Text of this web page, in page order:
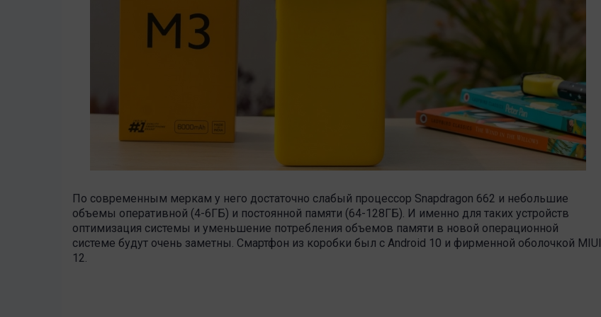
По современным меркам у него достаточно слабый процессор Snapdragon 662 и небольшие
объемы оперативной (4-6ГБ) и постоянной памяти (64-128ГБ). И именно для таких устройств
оптимизация системы и уменьшение потребления объемов памяти в новой операционной
системе будут очень заметны. Смартфон из коробки был с Android 10 и фирменной оболочкой MIUI
12.